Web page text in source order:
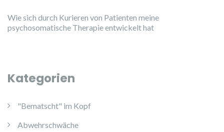
Wie sich durch Kurieren von Patienten meine
psychosomatische Therapie entwickelt hat
Kategorien
"Bematscht" im Kopf
Abwehrschwäche